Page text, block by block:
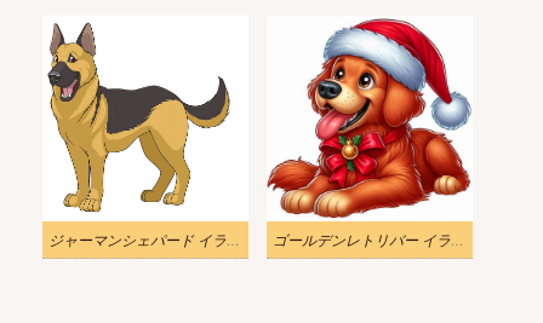
ジャーマンシェパード イラスト ゴールデンレトリバー イラスト